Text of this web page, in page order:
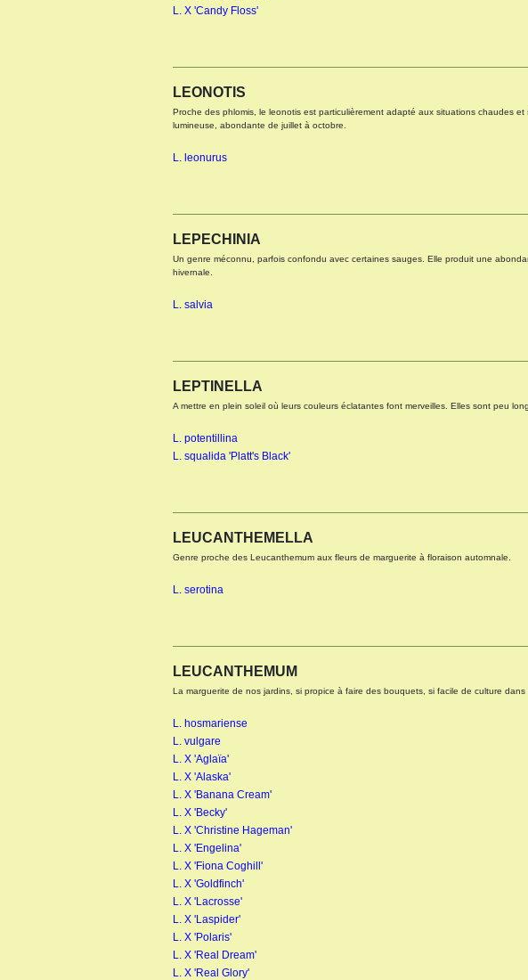
L. X 'Candy Floss'
LEONOTIS
Proche des phlomis, le leonotis est particulièrement adapté aux situations chaudes
lumineuse, abondante de juillet à octobre.
L. leonurus
LEPECHINIA
Un genre méconnu, parfois confondu avec certaines sauges. Elle produit une
hivernale.
L. salvia
LEPTINELLA
A mettre en plein soleil où leurs couleurs éclatantes font merveilles. Elles sont peu
L. potentillina
L. squalida 'Platt's Black'
LEUCANTHEMELLA
Genre proche des Leucanthemum aux fleurs de marguerite à floraison automnale.
L. serotina
LEUCANTHEMUM
La marguerite de nos jardins, si propice à faire des bouquets, si facile de culture
L. hosmariense
L. vulgare
L. X 'Aglaïa'
L. X 'Alaska'
L. X 'Banana Cream'
L. X 'Becky'
L. X 'Christine Hageman'
L. X 'Engelina'
L. X 'Fiona Coghill'
L. X 'Goldfinch'
L. X 'Lacrosse'
L. X 'Laspider'
L. X 'Polaris'
L. X 'Real Dream'
L. X 'Real Glory'